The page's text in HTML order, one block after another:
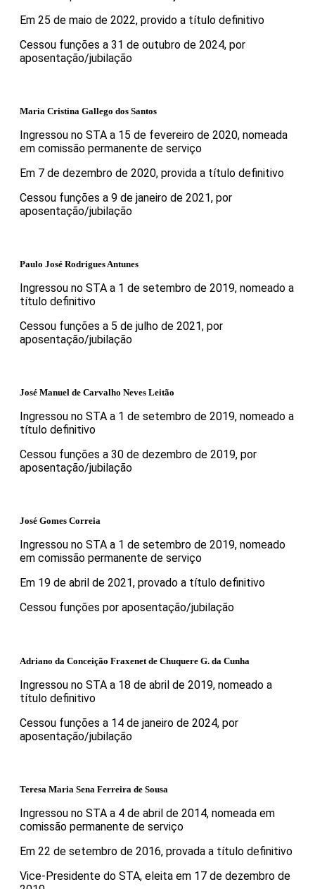
Em 25 de maio de 2022, provido a título definitivo
Cessou funções a 31 de outubro de 2024, por
aposentação/jubilação
Maria Cristina Gallego dos Santos
Ingressou no STA a 15 de fevereiro de 2020, nomeada
em comissão permanente de serviço
Em 7 de dezembro de 2020, provida a título definitivo
Cessou funções a 9 de janeiro de 2021, por
aposentação/jubilação
Paulo José Rodrigues Antunes
Ingressou no STA a 1 de setembro de 2019, nomeado a
título definitivo
Cessou funções a 5 de julho de 2021, por
aposentação/jubilação
José Manuel de Carvalho Neves Leitão
Ingressou no STA a 1 de setembro de 2019, nomeado a
título definitivo
Cessou funções a 30 de dezembro de 2019, por
aposentação/jubilação
José Gomes Correia
Ingressou no STA a 1 de setembro de 2019, nomeado
em comissão permanente de serviço
Em 19 de abril de 2021, provado a título definitivo
Cessou funções por aposentação/jubilação
Adriano da Conceição Fraxenet de Chuquere G. da Cunha
Ingressou no STA a 18 de abril de 2019, nomeado a
título definitivo
Cessou funções a 14 de janeiro de 2024, por
aposentação/jubilação
Teresa Maria Sena Ferreira de Sousa
Ingressou no STA a 4 de abril de 2014, nomeada em
comissão permanente de serviço
Em 22 de setembro de 2016, provada a título definitivo
Vice-Presidente do STA, eleita em 17 de dezembro de